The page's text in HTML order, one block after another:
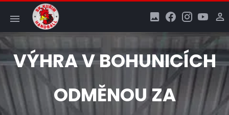
VÝHRA V BOHUNICÍCH
ODMĚNOU ZA